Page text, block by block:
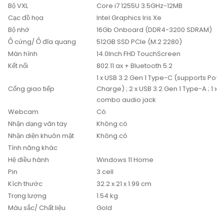
Bộ VXL
Core i7 1255U 3.5GHz-12MB
Cạc đồ họa
Intel Graphics Iris Xe
Bộ nhớ
16Gb Onboard (DDR4-3200 SDRAM)
Ổ cứng/ Ổ đĩa quang
512GB SSD PCIe (M.2 2280)
Màn hình
14.0Inch FHD TouchScreen
Kết nối
802.11 ax + Bluetooth 5.2
Cổng giao tiếp
1 x USB 3.2 Gen 1 Type-C (supports
Charge) ; 2 x USB 3.2 Gen 1 Type-A ; 1
combo audio jack
Webcam
Có
Nhận dạng vân tay
Không có
Nhận diện khuôn mặt
Không có
Tính năng khác
Hệ điều hành
Windows 11 Home
Pin
3 cell
Kích thước
32.2 x 21 x 1.99 cm
Trọng lượng
1.54 kg
Màu sắc/ Chất liệu
Gold